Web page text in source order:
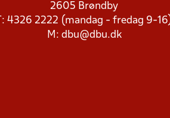
2605 Brøndby
T: 4326 2222 (mandag - fredag 9-
M: dbu@dbu.dk